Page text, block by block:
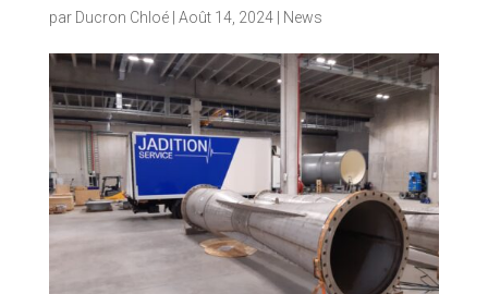
par Ducron Chloé| Août 14, 2024| News